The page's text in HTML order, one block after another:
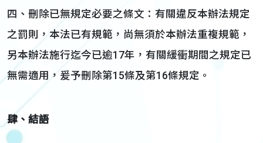
四、刪除已無規定必要之條文：有關違反本辦法規定
之罰則，本法已有規範，尚無須於本辦法重複規範，
另本辦法施行迄今已逾17年，有關緩衝期間之規定已
無需適用，爰予刪除第15條及第16條規定。
肆、結語